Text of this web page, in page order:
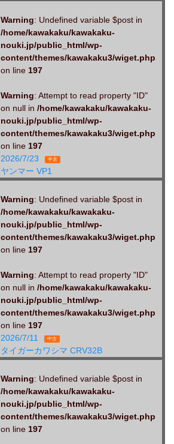
Warning: Undefined variable $post in
/home/kawakaku/kawakaku-
nouki.jp/public_html/wp-
content/themes/kawakaku3/wiget.php
on line 197
Warning: Attempt to read property "ID"
on null in /home/kawakaku/kawakaku-
nouki.jp/public_html/wp-
content/themes/kawakaku3/wiget.php
on line 197
2026/7/23
中古
ヤンマー VP1
Warning: Undefined variable $post in
/home/kawakaku/kawakaku-
nouki.jp/public_html/wp-
content/themes/kawakaku3/wiget.php
on line 197
Warning: Attempt to read property "ID"
on null in /home/kawakaku/kawakaku-
nouki.jp/public_html/wp-
content/themes/kawakaku3/wiget.php
on line 197
2026/7/11
中古
タイガーカワシマ CRV32B
Warning: Undefined variable $post in
/home/kawakaku/kawakaku-
nouki.jp/public_html/wp-
content/themes/kawakaku3/wiget.php
on line 197